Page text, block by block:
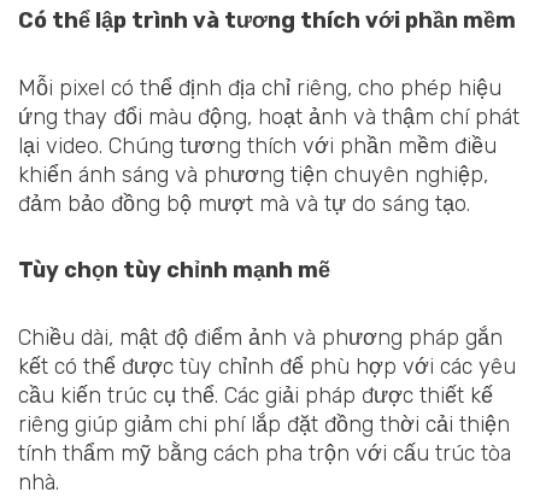
Có thể lập trình và tương thích với phần mềm
Mỗi pixel có thể định địa chỉ riêng, cho phép hiệu
ứng thay đổi màu động, hoạt ảnh và thậm chí phát
lại video. Chúng tương thích với phần mềm điều
khiển ánh sáng và phương tiện chuyên nghiệp,
đảm bảo đồng bộ mượt mà và tự do sáng tạo.
Tùy chọn tùy chỉnh mạnh mẽ
Chiều dài, mật độ điểm ảnh và phương pháp gắn
kết có thể được tùy chỉnh để phù hợp với các yêu
cầu kiến trúc cụ thể. Các giải pháp được thiết kế
riêng giúp giảm chi phí lắp đặt đồng thời cải thiện
tính thẩm mỹ bằng cách pha trộn với cấu trúc tòa
nhà.